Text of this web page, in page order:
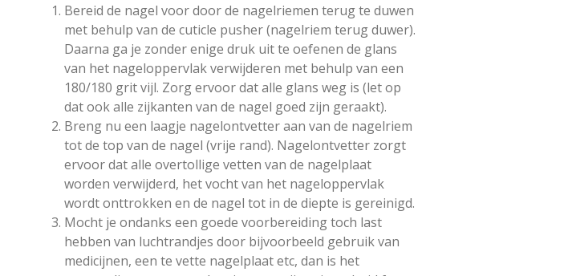
Bereid de nagel voor door de nagelriemen terug te duwen
met behulp van de cuticle pusher (nagelriem terug duwer).
Daarna ga je zonder enige druk uit te oefenen de glans
van het nageloppervlak verwijderen met behulp van een
180/180 grit vijl. Zorg ervoor dat alle glans weg is (let op
dat ook alle zijkanten van de nagel goed zijn geraakt).
Breng nu een laagje nagelontvetter aan van de nagelriem
tot de top van de nagel (vrije rand). Nagelontvetter zorgt
ervoor dat alle overtollige vetten van de nagelplaat
worden verwijderd, het vocht van het nageloppervlak
wordt onttrokken en de nagel tot in de diepte is gereinigd.
Mocht je ondanks een goede voorbereiding toch last
hebben van luchtrandjes door bijvoorbeeld gebruik van
medicijnen, een te vette nagelplaat etc, dan is het